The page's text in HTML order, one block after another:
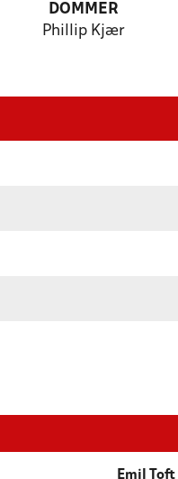
DOMMER
Phillip Kjær
Emil